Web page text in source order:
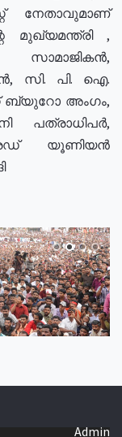
നേതാവുമാണ്
മുഖ്യമന്ത്രി ,
സാമാജികൻ,
സി. പി. ഐ.
ബ്യുറോ അംഗം,
പത്രാധിപർ,
യൂണിയൻ
Admin